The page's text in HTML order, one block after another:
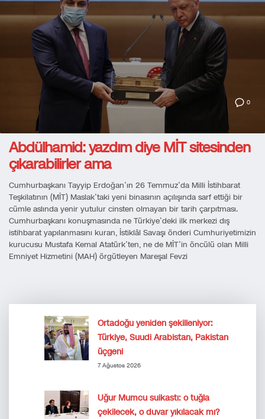
0
Abdülhamid: yazdım diye MİT sitesinden
çıkarabilirler ama
Cumhurbaşkanı Tayyip Erdoğan’ın 26 Temmuz’da Milli İstihbarat
Teşkilatının (MİT) Maslak’taki yeni binasının açılışında sarf ettiği bir
cümle aslında yenir yutulur cinsten olmayan bir tarih çarpıtması.
Cumhurbaşkanı konuşmasında ne Türkiye’deki ilk merkezi dış
istihbarat yapılanmasını kuran, İstiklâl Savaşı önderi Cumhuriyetimizin
kurucusu Mustafa Kemal Atatürk’ten, ne de MİT’in öncülü olan Milli
Emniyet Hizmetini (MAH) örgütleyen Mareşal Fevzi
Ortadoğu yeniden şekilleniyor:
Türkiye, Suudi Arabistan, Pakistan
üçgeni
7 Ağustos 2026
Uğur Mumcu suikastı: o tuğla
çekilecek, o duvar yıkılacak mı?